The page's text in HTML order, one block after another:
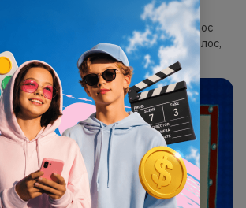
яких цікавить безліч питань про своє
починати голитися, як зміниться голос,